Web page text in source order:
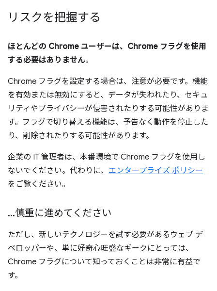
リスクを把握する
ほとんどの Chrome ユーザーは、Chrome フラグを使用
する必要はありません。
Chrome フラグを設定する場合は、注意が必要です。機能
を有効または無効にすると、データが失われたり、セキュ
リティやプライバシーが侵害されたりする可能性がありま
す。フラグで切り替える機能は、予告なく動作を停止した
り、削除されたりする可能性があります。
企業の IT 管理者は、本番環境で Chrome フラグを使用し
ないでください。代わりに、 エンタープライズ ポリシー
をご覧ください。
...慎重に進めてください
ただし、新しいテクノロジーを試す必要があるウェブ デ
ベロッパーや、単に好奇心旺盛なギークにとっては、
Chrome フラグについて知っておくことは非常に有益で
す。